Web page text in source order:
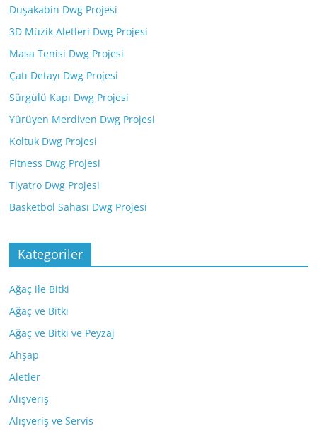
Duşakabin Dwg Projesi
3D Müzik Aletleri Dwg Projesi
Masa Tenisi Dwg Projesi
Çatı Detayı Dwg Projesi
Sürgülü Kapı Dwg Projesi
Yürüyen Merdiven Dwg Projesi
Koltuk Dwg Projesi
Fitness Dwg Projesi
Tiyatro Dwg Projesi
Basketbol Sahası Dwg Projesi
Kategoriler
Ağaç ile Bitki
Ağaç ve Bitki
Ağaç ve Bitki ve Peyzaj
Ahşap
Aletler
Alışveriş
Alışveriş ve Servis